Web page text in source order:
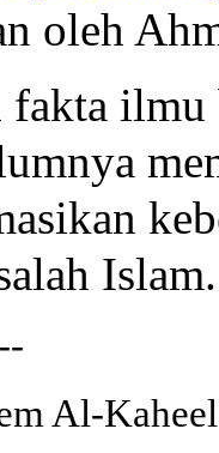
oleh
ilmu
Islam.
Al-Kaheel